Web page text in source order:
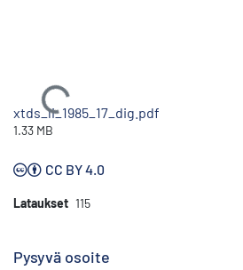
Ladataan...
xtds_li_1985_17_dig.pdf
1.33 MB
CC BY 4.0
Lataukset 115
Pysyvä osoite